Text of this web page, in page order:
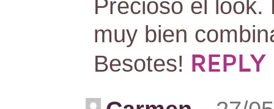
Precioso el
muy bien
Besotes! REPLY